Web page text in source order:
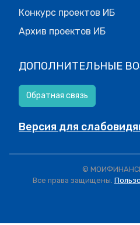
Конкурс проектов ИБ
Архив проектов ИБ
ДОПОЛНИТЕЛЬНЫЕ
Обратная связь
Версия для
©
Все права защищены.